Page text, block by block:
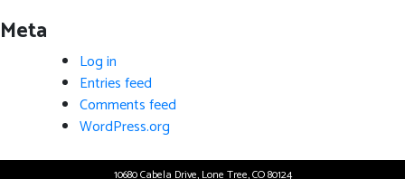
Meta
Log in
Entries feed
Comments feed
WordPress.org
10680 Cabela Drive, Lone Tree, CO 80124